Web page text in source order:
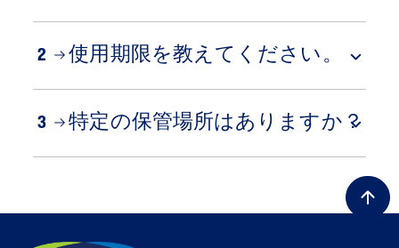
2 使用期限を教えてください。
3 特定の保管場所はありますか？